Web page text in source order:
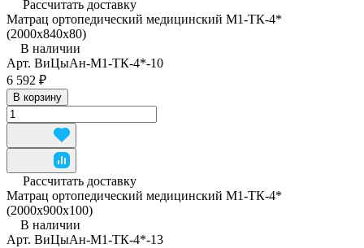
Рассчитать доставку
Матрац ортопедический медицинский М1-ТК-4*
(2000x840x80)
В наличии
Арт. ВиЦыАн-М1-ТК-4*-10
6 592 ₽
В корзину
Рассчитать доставку
Матрац ортопедический медицинский М1-ТК-4*
(2000x900x100)
В наличии
Арт. ВиЦыАн-М1-ТК-4*-13